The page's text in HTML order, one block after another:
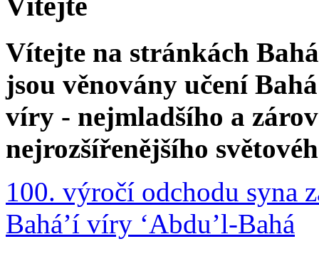
Vítejte na stránkách
jsou věnovány učení
víry - nejmladšího a
nejrozšířenějšího
100. výročí odchodu syna
Bahá’í víry ‘Abdu’l-Bahá